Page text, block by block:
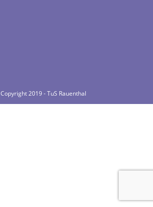
Copyright 2019 - TuS Rauenthal